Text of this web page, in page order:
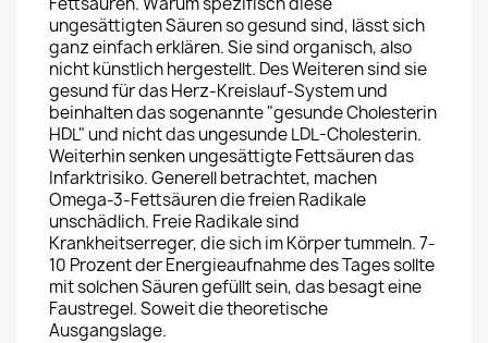
ungesättigten Säuren so gesund sind, lässt sich
ganz einfach erklären. Sie sind organisch, also
nicht künstlich hergestellt. Des Weiteren sind sie
gesund für das Herz-Kreislauf-System und
beinhalten das sogenannte "gesunde Cholesterin
HDL" und nicht das ungesunde LDL-Cholesterin.
Weiterhin senken ungesättigte Fettsäuren das
Infarktrisiko. Generell betrachtet, machen
Omega-3-Fettsäuren die freien Radikale
unschädlich. Freie Radikale sind
Krankheitserreger, die sich im Körper tummeln. 7-
10 Prozent der Energieaufnahme des Tages sollte
mit solchen Säuren gefüllt sein, das besagt eine
Faustregel. Soweit die theoretische
Ausgangslage.